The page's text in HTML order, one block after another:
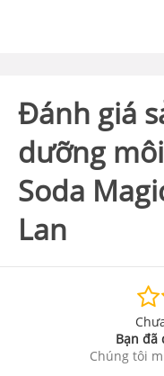
Đánh giá
dưỡng
Soda
Lan
Bạn đã
Chúng tôi